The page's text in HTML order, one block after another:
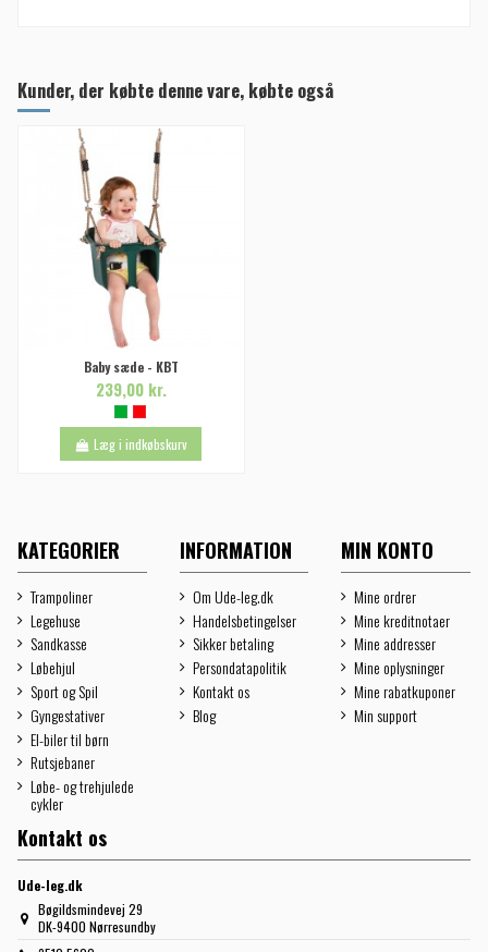
Kunder, der købte denne vare, købte også
Baby sæde - KBT
239,00 kr.
Læg i indkøbskurv
KATEGORIER
Trampoliner
Legehuse
Sandkasse
Løbehjul
Sport og Spil
Gyngestativer
El-biler til børn
Rutsjebaner
Løbe- og trehjulede
cykler
INFORMATION
Om Ude-leg.dk
Handelsbetingelser
Sikker betaling
Persondatapolitik
Kontakt os
Blog
MIN KONTO
Mine ordrer
Mine kreditnotaer
Mine addresser
Mine oplysninger
Mine rabatkuponer
Min support
Kontakt os
Ude-leg.dk
Bøgildsmindevej 29
DK-9400 Nørresundby